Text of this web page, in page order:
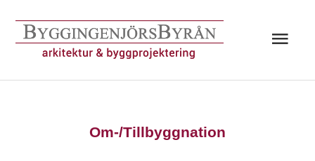
innehåll
Om-/Tillbyggnation